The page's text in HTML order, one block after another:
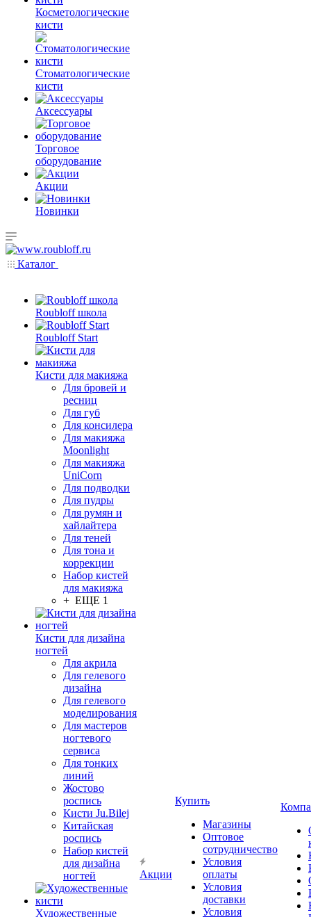
Косметологические
кисти
Стоматологические
кисти
Аксессуары
Торговое
оборудование
Акции
Новинки
Каталог
Roubloff школа
Roubloff Start
Кисти для макияжа
Для бровей и
ресниц
Для губ
Для консилера
Для макияжа
Moonlight
Для макияжа
UniCorn
Для подводки
Для пудры
Для румян и
хайлайтера
Для теней
Для тона и
коррекции
Набор кистей
для макияжа
+ ЕЩЕ 1
Кисти для дизайна
ногтей
Для акрила
Для гелевого
дизайна
Для гелевого
моделирования
Для мастеров
ногтевого
сервиса
Для тонких
линий
Жостово
роспись
Кисти Ju.Bilej
Китайская
роспись
Набор кистей
для дизайна
ногтей
Художественные
Акции
Купить
Магазины
Оптовое
сотрудничество
Условия
оплаты
Условия
доставки
Условия